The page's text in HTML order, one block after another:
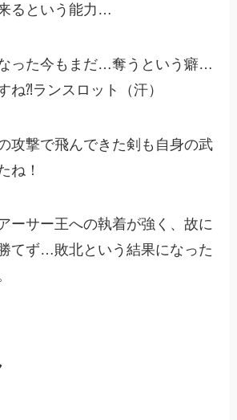
るという能力…
った今もまだ…奪うという癖…
ね⁈ランスロット（汗）
攻撃で飛んできた剣も自身の武
ね！
ーサー王への執着が強く、故に
てず…敗北という結果になった